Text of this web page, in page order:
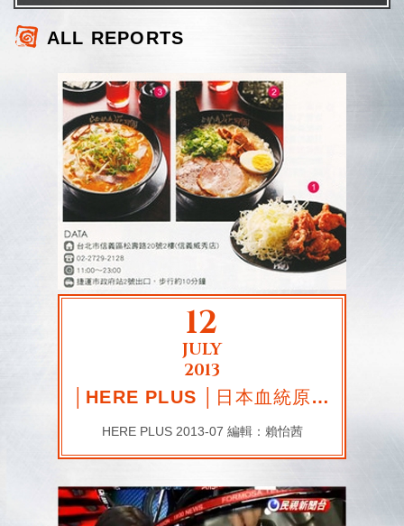
ALL REPORTS
12
JULY
2013
│HERE PLUS │日本血統原裝來台 經典不敗拉麵
HERE PLUS 2013-07 編輯：賴怡茜